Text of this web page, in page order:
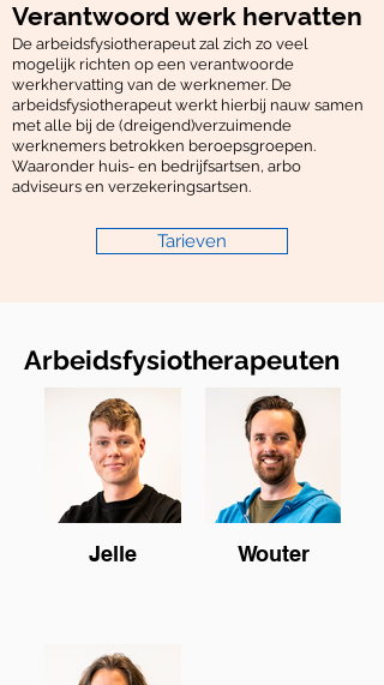
Verantwoord werk hervatten
De arbeidsfysiotherapeut zal zich zo veel
mogelijk richten op een verantwoorde
werkhervatting van de werknemer. De
arbeidsfysiotherapeut werkt hierbij nauw samen
met alle bij de (dreigend)verzuimende
werknemers betrokken beroepsgroepen.
Waaronder huis- en bedrijfsartsen, arbo
adviseurs en verzekeringsartsen.​
Tarieven
Arbeidsfysiotherapeuten
Jelle Wouter